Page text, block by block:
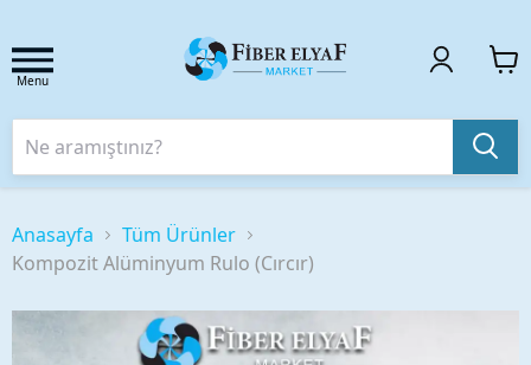
Menu
Anasayfa
Tüm Ürünler
Kompozit Alüminyum Rulo (Cırcır)